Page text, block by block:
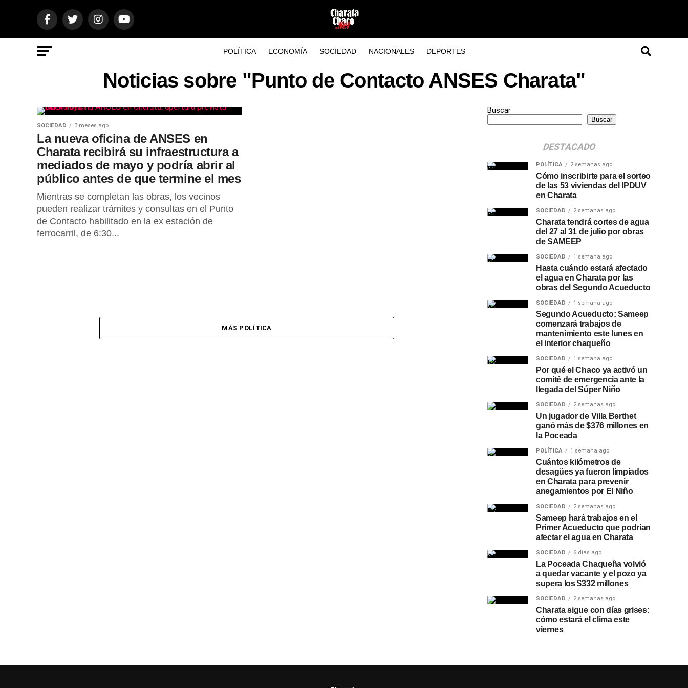
POLÍTICA ECONOMÍA SOCIEDAD NACIONALES DEPORTES
Noticias sobre "Punto de Contacto ANSES Charata"
SOCIEDAD 3 meses ago
La nueva oficina de ANSES en
Charata recibirá su infraestructura a
mediados de mayo y podría abrir al
público antes de que termine el mes
Mientras se completan las obras, los vecinos
pueden realizar trámites y consultas en el Punto
de Contacto habilitado en la ex estación de
ferrocarril, de 6:30...
MÁS POLÍTICA
Buscar
Buscar
DESTACADO
POLÍTICA 2 semanas ago
Cómo inscribirte para el sorteo
de las 53 viviendas del IPDUV
en Charata
SOCIEDAD 2 semanas ago
Charata tendrá cortes de agua
del 27 al 31 de julio por obras
de SAMEEP
SOCIEDAD 1 semana ago
Hasta cuándo estará afectado
el agua en Charata por las
obras del Segundo Acueducto
SOCIEDAD 1 semana ago
Segundo Acueducto: Sameep
comenzará trabajos de
mantenimiento este lunes en
el interior chaqueño
SOCIEDAD 1 semana ago
Por qué el Chaco ya activó un
comité de emergencia ante la
llegada del Súper Niño
SOCIEDAD 2 semanas ago
Un jugador de Villa Berthet
ganó más de $376 millones en
la Poceada
POLÍTICA 1 semana ago
Cuántos kilómetros de
desagües ya fueron limpiados
en Charata para prevenir
anegamientos por El Niño
SOCIEDAD 2 semanas ago
Sameep hará trabajos en el
Primer Acueducto que podrían
afectar el agua en Charata
SOCIEDAD 6 días ago
La Poceada Chaqueña volvió
a quedar vacante y el pozo ya
supera los $332 millones
SOCIEDAD 2 semanas ago
Charata sigue con días grises:
cómo estará el clima este
viernes